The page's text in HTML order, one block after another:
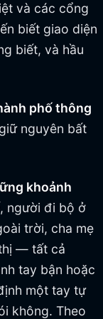
và các cổng
biết giao diện
biết, và hầu
phố thông
nguyên bất
khoảnh
người đi bộ ở
trời, cha mẹ
— tất cả
tay bận hoặc
một tay tự
không. Theo